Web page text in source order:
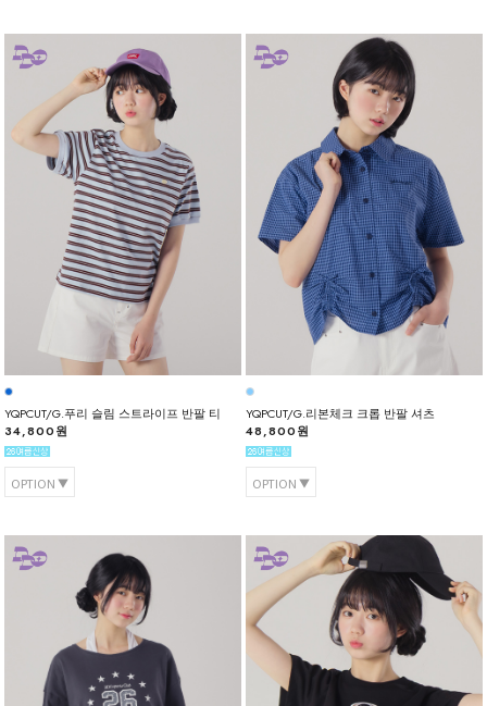
YQPCUT/G.푸리 슬림 스트라이프 반팔 티
34,800원
OPTION
YQPCUT/G.리본체크 크롭 반팔 셔츠
48,800원
OPTION